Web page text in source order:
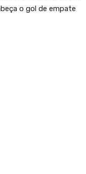
o gol de empate